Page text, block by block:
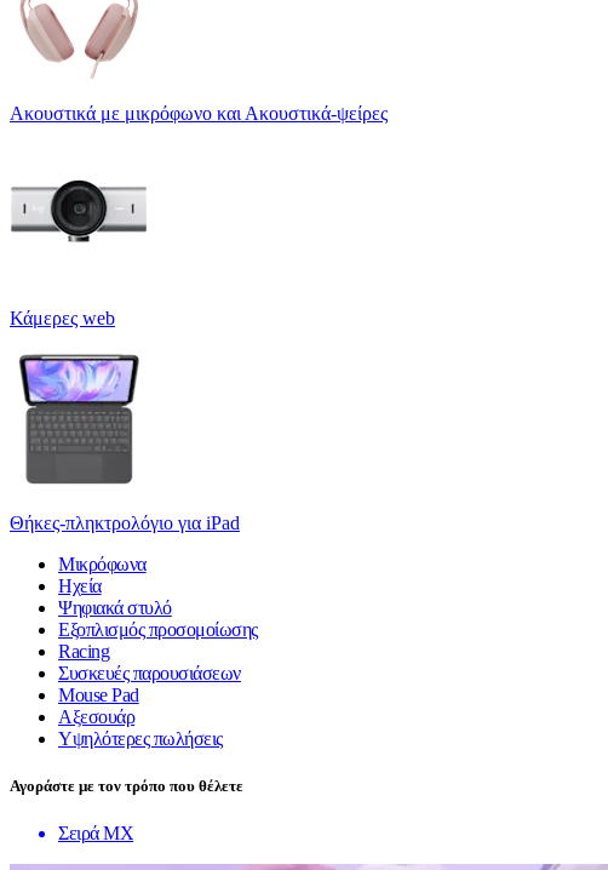
Ακουστικά με μικρόφωνο και Ακουστικά-ψείρες
Κάμερες web
Θήκες-πληκτρολόγιο για iPad
Μικρόφωνα
Ηχεία
Ψηφιακά στυλό
Εξοπλισμός προσομοίωσης
Racing
Συσκευές παρουσιάσεων
Mouse Pad
Αξεσουάρ
Υψηλότερες πωλήσεις
Αγοράστε με τον τρόπο που θέλετε
Σειρά MX